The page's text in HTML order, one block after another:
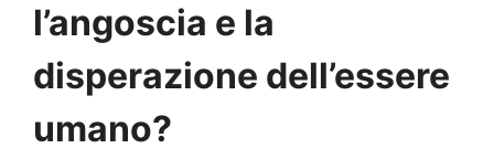
l’angoscia e la
disperazione dell’essere
umano?